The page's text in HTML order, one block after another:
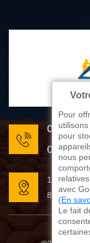
05 33
07 80
176
87270
Pour
pour
nous
avec
(En
Le fait